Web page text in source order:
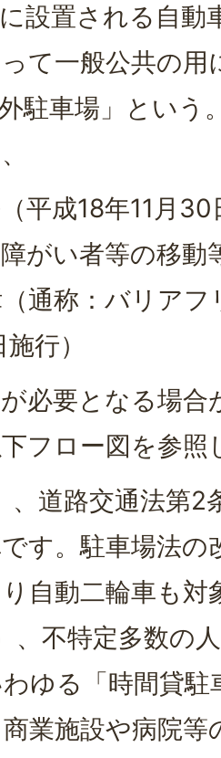
設置される自動
て一般公共の
外駐車場」とい
平成18年11月
がい者等の移動
通称：バリアフ
行）
必要となる場合
フロー図を参照
、道路交通法第
す。駐車場法の
自動二輪車も
、不特定多数の
ゆる「時間貸
業施設や病院